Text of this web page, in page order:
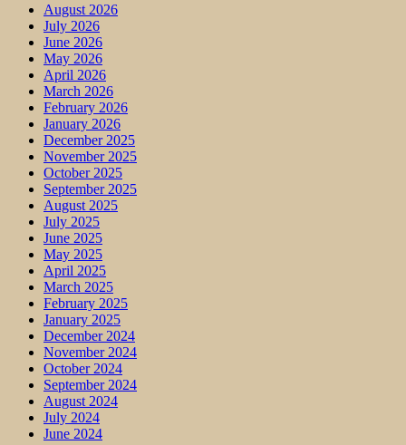
August 2026
July 2026
June 2026
May 2026
April 2026
March 2026
February 2026
January 2026
December 2025
November 2025
October 2025
September 2025
August 2025
July 2025
June 2025
May 2025
April 2025
March 2025
February 2025
January 2025
December 2024
November 2024
October 2024
September 2024
August 2024
July 2024
June 2024